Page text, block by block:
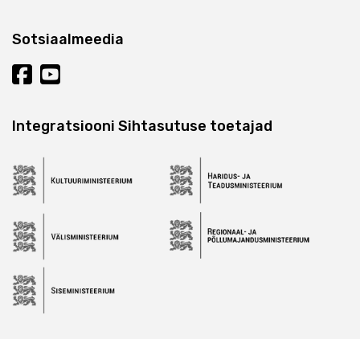
Sotsiaalmeedia
Integratsiooni Sihtasutuse toetajad